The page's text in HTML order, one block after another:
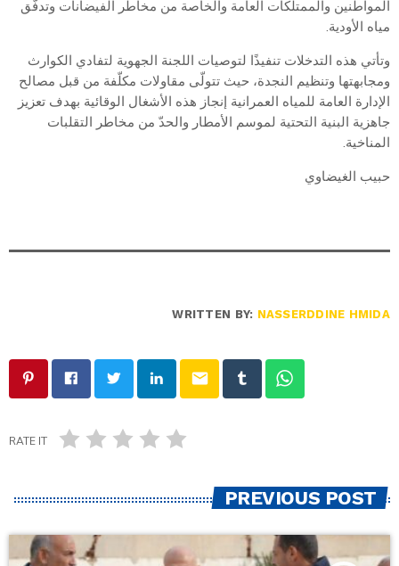
المواطنين والممتلكات العامة والخاصة من مخاطر الفيضانات وتدفّق
مياه الأودية.
وتأتي هذه التدخلات تنفيذًا لتوصيات اللجنة الجهوية لتفادي الكوارث
ومجابهتها وتنظيم النجدة، حيث تتولّى مقاولات مكلّفة من قبل مصالح
الإدارة العامة للمياه العمرانية إنجاز هذه الأشغال الوقائية بهدف تعزيز
جاهزية البنية التحتية لموسم الأمطار والحدّ من مخاطر التقلبات
المناخية.
حبيب الغيضاوي
WRITTEN BY: NASSERDDINE HMIDA
email
RATE IT
PREVIOUS POST